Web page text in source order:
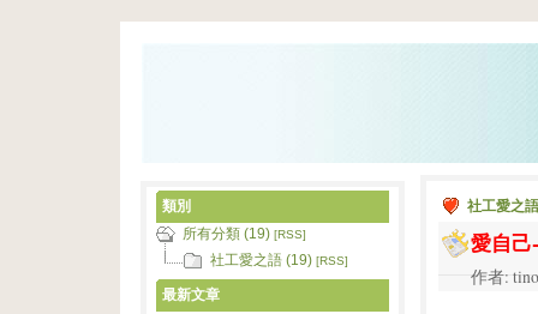
社工愛之語
愛自
作者:
類別
所有分類 (19) [RSS]
社工愛之語 (19) [RSS]
最新文章